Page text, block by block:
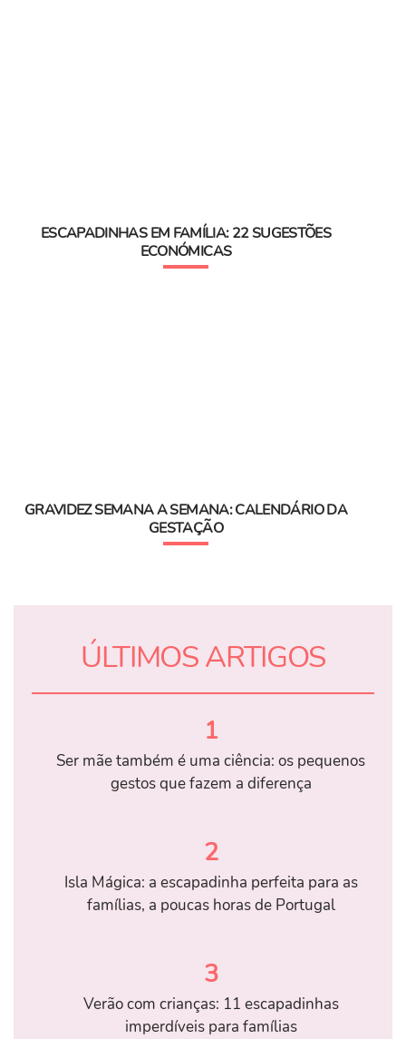
ESCAPADINHAS EM FAMÍLIA: 22 SUGESTÕES
ECONÓMICAS
GRAVIDEZ SEMANA A SEMANA: CALENDÁRIO DA
GESTAÇÃO
ÚLTIMOS ARTIGOS
1
Ser mãe também é uma ciência: os pequenos
gestos que fazem a diferença
2
Isla Mágica: a escapadinha perfeita para as
famílias, a poucas horas de Portugal
3
Verão com crianças: 11 escapadinhas
imperdíveis para famílias